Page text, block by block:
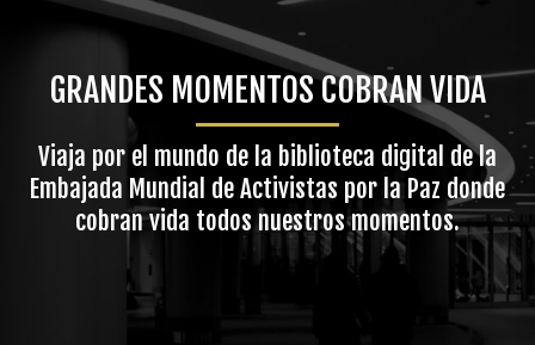
GRANDES MOMENTOS COBRAN VIDA
Viaja por el mundo de la biblioteca digital de la
Embajada Mundial de Activistas por la Paz donde
cobran vida todos nuestros momentos.